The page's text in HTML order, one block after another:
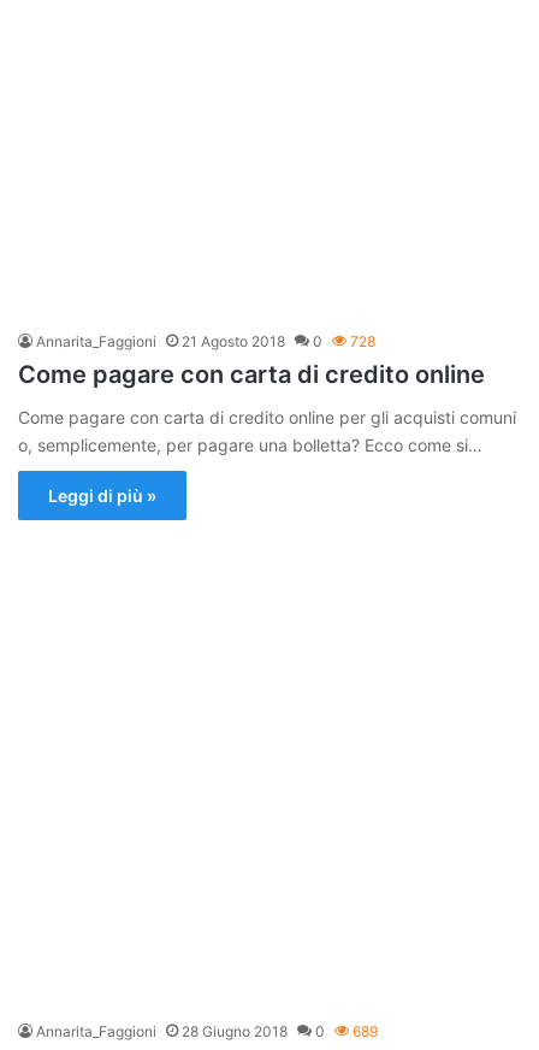
Annarita_Faggioni 21 Agosto 2018 0 728
Come pagare con carta di credito online
Come pagare con carta di credito online per gli acquisti comuni
o, semplicemente, per pagare una bolletta? Ecco come si…
Leggi di più »
Annarita_Faggioni 28 Giugno 2018 0 689